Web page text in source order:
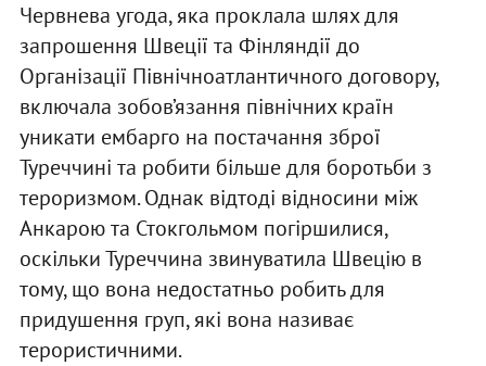
Червнева угода, яка проклала шлях для
запрошення Швеції та Фінляндії до
Організації Північноатлантичного договору,
включала зобов’язання північних країн
уникати ембарго на постачання зброї
Туреччині та робити більше для боротьби з
тероризмом. Однак відтоді відносини між
Анкарою та Стокгольмом погіршилися,
оскільки Туреччина звинуватила Швецію в
тому, що вона недостатньо робить для
придушення груп, які вона називає
терористичними.